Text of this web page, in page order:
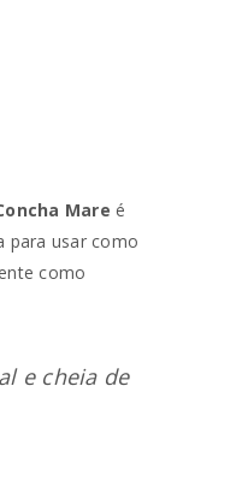
Mare é
para usar como
como
e cheia de